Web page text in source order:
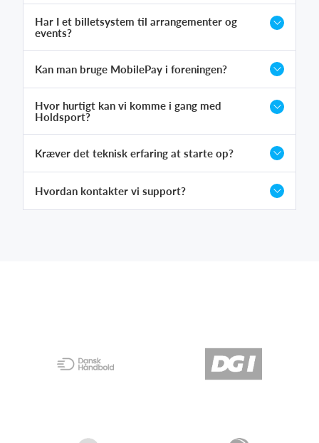
Har I et billetsystem til arrangementer og
events?
Kan man bruge MobilePay i foreningen?
Hvor hurtigt kan vi komme i gang med
Holdsport?
Kræver det teknisk erfaring at starte op?
Hvordan kontakter vi support?